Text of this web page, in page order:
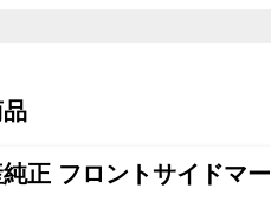
正 フロントサイドマー